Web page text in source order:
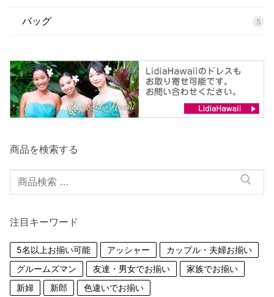
バッグ 5
商品を検索する
検
象:
注目キーワード
5名以上お揃い可能 アッシャー
カップル・夫婦お揃い
グルームズマン
友達・男女でお揃い
家族でお揃い
新婦
新郎 色違いでお揃い